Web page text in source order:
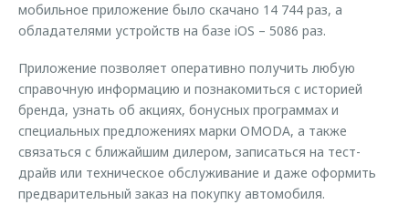
мобильное приложение было скачано 14 744 раз, а
обладателями устройств на базе iOS – 5086 раз.
Приложение позволяет оперативно получить любую
справочную информацию и познакомиться с историей
бренда, узнать об акциях, бонусных программах и
специальных предложениях марки OMODA, а также
связаться с ближайшим дилером, записаться на тест-
драйв или техническое обслуживание и даже оформить
предварительный заказ на покупку автомобиля.